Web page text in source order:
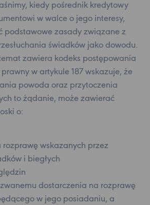
kiedy pośrednik kredytowy
w walce o jego interesy,
podstawowe zasady związane z
świadków jako dowodu.
zawiera kodeks postępowania
w artykule 187 wskazuje, że
powoda oraz przytoczenia
to żądanie, może zawierać
o:
wskazanych przez
i biegłych
dostarczenia na rozprawę
w jego posiadaniu, a